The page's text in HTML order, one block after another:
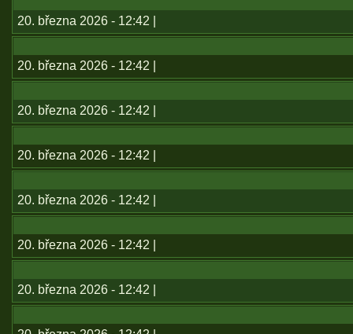
20. března 2026 - 12:42 |
20. března 2026 - 12:42 |
20. března 2026 - 12:42 |
20. března 2026 - 12:42 |
20. března 2026 - 12:42 |
20. března 2026 - 12:42 |
20. března 2026 - 12:42 |